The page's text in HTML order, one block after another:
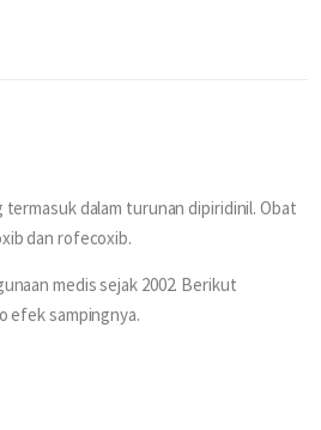
dalam turunan dipiridinil. Obat
dan rofecoxib.
medis sejak 2002. Berikut
efek sampingnya.